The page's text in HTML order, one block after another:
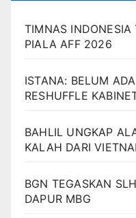
TIMNAS INDONESIA
PIALA AFF 2026
ISTANA: BELUM
RESHUFFLE
BAHLIL UNGKAP
KALAH DARI
BGN TEGASKAN
DAPUR MBG